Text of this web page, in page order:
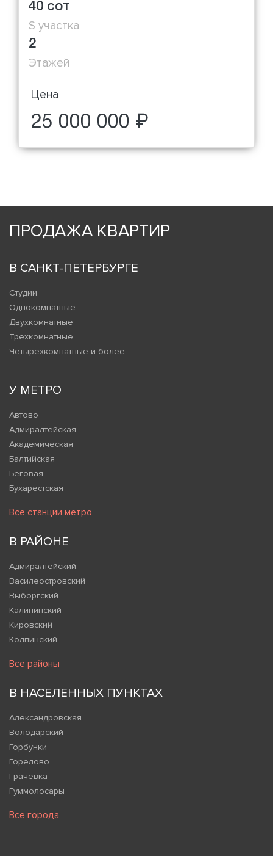
40 сот
S участка
2
Этажей
Цена
25 000 000 ₽
ПРОДАЖА КВАРТИР
В САНКТ-ПЕТЕРБУРГЕ
Студии
Однокомнатные
Двухкомнатные
Трехкомнатные
Четырехкомнатные и более
У МЕТРО
Автово
Адмиралтейская
Академическая
Балтийская
Беговая
Бухарестская
Все станции метро
В РАЙОНЕ
Адмиралтейский
Василеостровский
Выборгский
Калининский
Кировский
Колпинский
Все районы
В НАСЕЛЕННЫХ ПУНКТАХ
Александровская
Володарский
Горбунки
Горелово
Грачевка
Гуммолосары
Все города